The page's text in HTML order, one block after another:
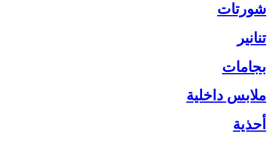
شورتات
تنانير
بجامات
ملابس داخلية
أحذية